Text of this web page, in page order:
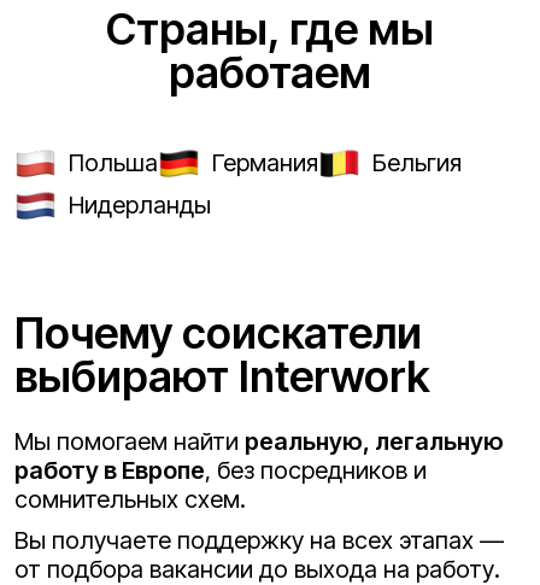
Страны, где мы
работаем
Польша Германия
Бельгия
Нидерланды
Почему соискатели
выбирают Interwork
Мы помогаем найти реальную, легальную
работу в Европе, без посредников и
сомнительных схем.
Вы получаете поддержку на всех этапах —
от подбора вакансии до выхода на работу.